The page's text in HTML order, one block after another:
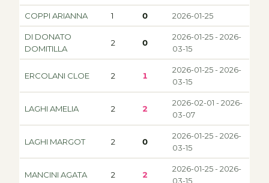
COPPI ARIANNA 1 0 2026-01-25
DI DONATO
DOMITILLA
2 0
2026-01-25 - 2026-
03-15
ERCOLANI CLOE 2 1
2026-01-25 - 2026-
03-15
LAGHI AMELIA 2 2
2026-02-01 - 2026-
03-07
LAGHI MARGOT 2 0
2026-01-25 - 2026-
03-15
MANCINI AGATA 2 2
2026-01-25 - 2026-
03-15